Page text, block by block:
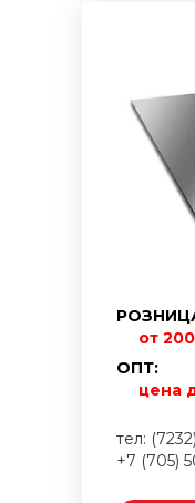
от
ОПТ:
цена
тел:
+7 (705)